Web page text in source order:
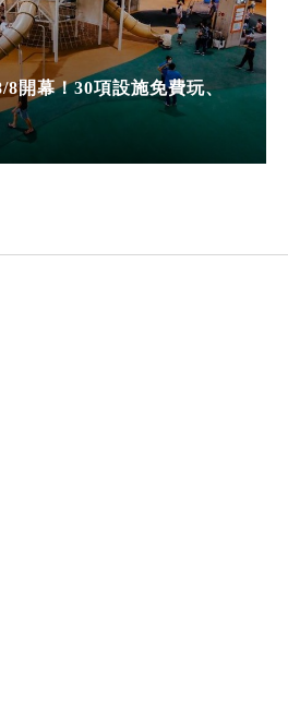
8開幕！30項設施免費玩、